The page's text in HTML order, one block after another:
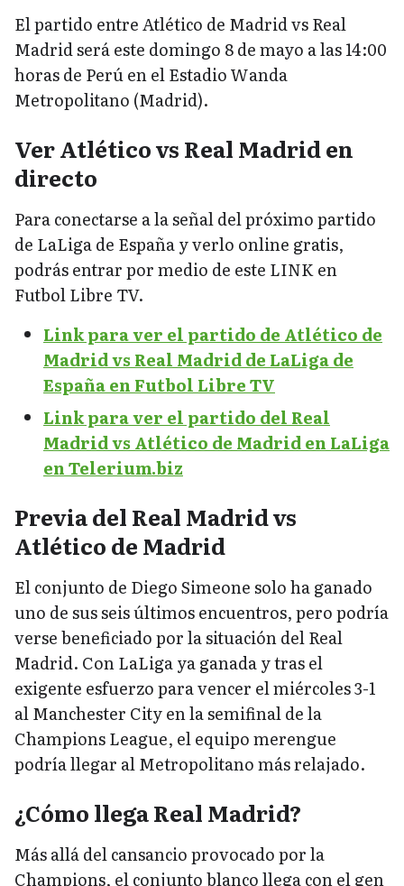
El partido entre Atlético de Madrid vs Real
Madrid será este domingo 8 de mayo a las 14:00
horas de Perú en el Estadio Wanda
Metropolitano (Madrid).
Ver Atlético vs Real Madrid en
directo
Para conectarse a la señal del próximo partido
de LaLiga de España y verlo online gratis,
podrás entrar por medio de este LINK en
Futbol Libre TV.
Link para ver el partido de Atlético de
Madrid vs Real Madrid de LaLiga de
España en Futbol Libre TV
Link para ver el partido del Real
Madrid vs Atlético de Madrid en LaLiga
en Telerium.biz
Previa del Real Madrid vs
Atlético de Madrid
El conjunto de Diego Simeone solo ha ganado
uno de sus seis últimos encuentros, pero podría
verse beneficiado por la situación del Real
Madrid. Con LaLiga ya ganada y tras el
exigente esfuerzo para vencer el miércoles 3-1
al Manchester City en la semifinal de la
Champions League, el equipo merengue
podría llegar al Metropolitano más relajado.
¿Cómo llega Real Madrid?
Más allá del cansancio provocado por la
Champions, el conjunto blanco llega con el gen